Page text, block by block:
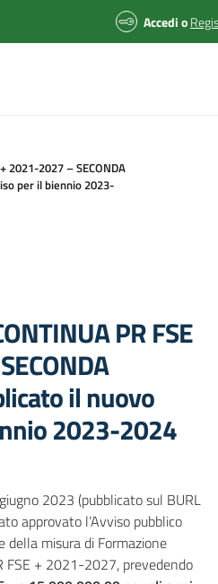
Accedio
2021-2027 – SECONDA
per il biennio 2023-
PR FSE
il nuovo
2023-2024
2023 (pubblicato sul BURL
approvato l’Avviso pubblico
della misura di Formazione
FSE + 2021-2027, prevedendo